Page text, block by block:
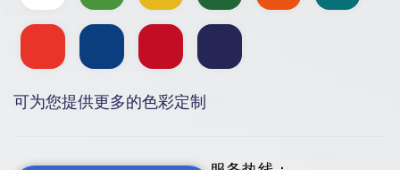
可为您提供更多的色彩定制